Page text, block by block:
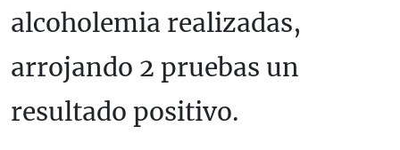
alcoholemia realizadas,
arrojando 2 pruebas un
resultado positivo.